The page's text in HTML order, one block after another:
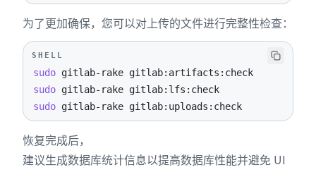
为了更加确保，您可以对上传的文件进行完整性检查：
SHELL
sudo
sudo
sudo gitlab-rake gitlab:uploads:check
恢复完成后，
建议生成数据库统计信息以提高数据库性能并避免 UI